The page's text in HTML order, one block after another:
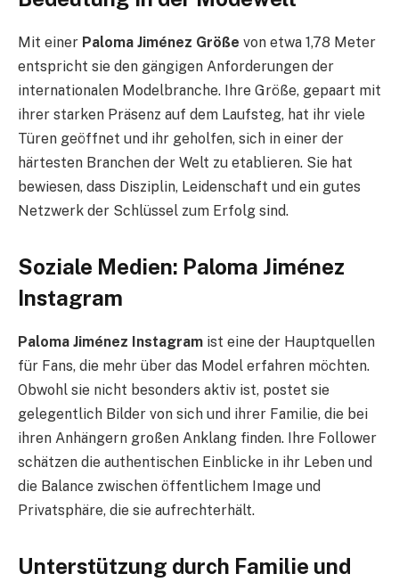
Mit einer Paloma Jiménez Größe von etwa 1,78 Meter
entspricht sie den gängigen Anforderungen der
internationalen Modelbranche. Ihre Größe, gepaart mit
ihrer starken Präsenz auf dem Laufsteg, hat ihr viele
Türen geöffnet und ihr geholfen, sich in einer der
härtesten Branchen der Welt zu etablieren. Sie hat
bewiesen, dass Disziplin, Leidenschaft und ein gutes
Netzwerk der Schlüssel zum Erfolg sind.
Soziale Medien: Paloma Jiménez
Instagram
Paloma Jiménez Instagram ist eine der Hauptquellen
für Fans, die mehr über das Model erfahren möchten.
Obwohl sie nicht besonders aktiv ist, postet sie
gelegentlich Bilder von sich und ihrer Familie, die bei
ihren Anhängern großen Anklang finden. Ihre Follower
schätzen die authentischen Einblicke in ihr Leben und
die Balance zwischen öffentlichem Image und
Privatsphäre, die sie aufrechterhält.
Unterstützung durch Familie und